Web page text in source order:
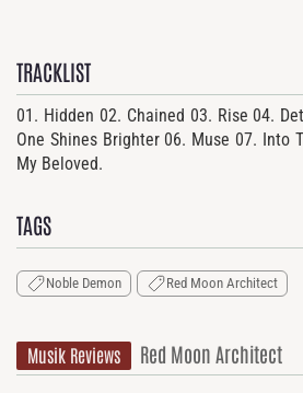
TRACKLIST
01. Hidden 02. Chained 03. Rise 04.
One Shines Brighter 06. Muse 07. Into
My Beloved.
TAGS
Noble Demon Red Moon Architect
Musik Reviews Red Moon Architect